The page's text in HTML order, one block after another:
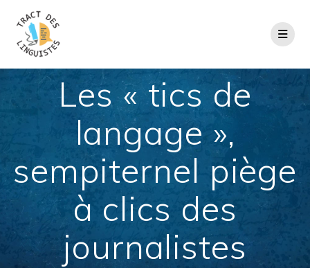
Les « tics de
langage »,
sempiternel piège
à clics des
journalistes